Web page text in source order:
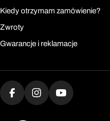
Kiedy otrzymam zamówienie?
Zwroty
Gwarancje i reklamacje
FacebookInstagramYouTube